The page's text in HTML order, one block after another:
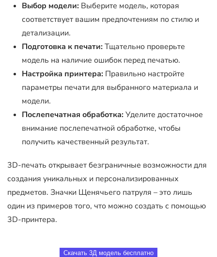
Выбор модели: Выберите модель, которая
соответствует вашим предпочтениям по стилю и
детализации.
Подготовка к печати:Тщательно проверьте
модель на наличие ошибок перед печатью.
Настройка принтера: Правильно настройте
параметры печати для выбранного материала и
модели.
Послепечатная обработка:Уделите достаточное
внимание послепечатной обработке, чтобы
получить качественный результат.
3D-печать открывает безграничные возможности для
создания уникальных и персонализированных
предметов. Значки Щенячьего патруля – это лишь
один из примеров того, что можно создать с помощью
3D-принтера.
Скачать 3Д модель бесплатно